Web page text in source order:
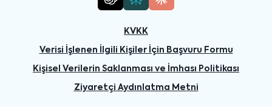
KVKK
Verisi İşlenen İlgili Kişiler İçin Başvuru Formu
Kişisel Verilerin Saklanması ve İmhası Politikası
Ziyaretçi Aydınlatma Metni